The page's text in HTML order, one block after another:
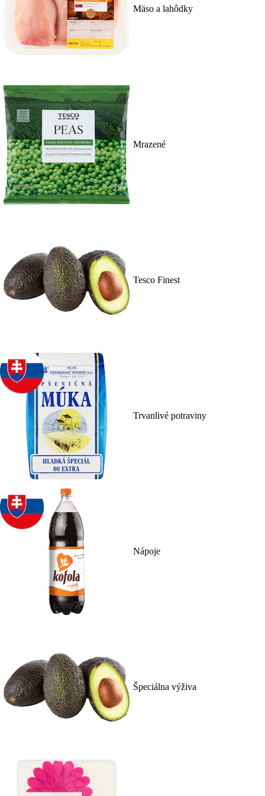
Mäso a lahôdky
Mrazené
Tesco Finest
Trvanlivé potraviny
Nápoje
Špeciálna výživa